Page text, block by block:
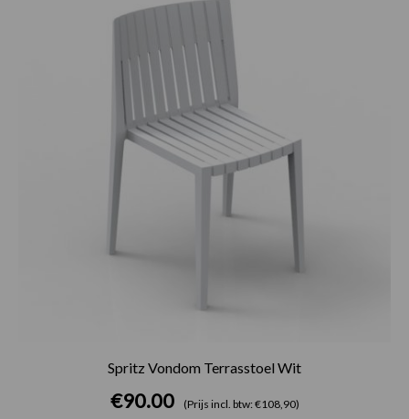
Spritz Vondom Terrasstoel Wit
€90.00 (Prijs incl. btw: €108,90)